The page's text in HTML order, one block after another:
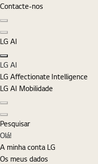
Contacte-nos
Diapositivo seguinte
LG AI
Fechar
LG AI
LG Affectionate Intelligence
LG AI Mobilidade
Diapositivo seguinte
Pesquisar
MyLG
Olá!
A minha conta LG
Os meus dados